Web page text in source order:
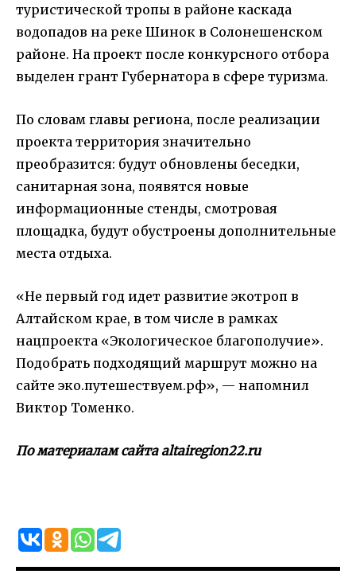
туристической тропы в районе каскада
водопадов на реке Шинок в Солонешенском
районе. На проект после конкурсного отбора
выделен грант Губернатора в сфере туризма.
По словам главы региона, после реализации
проекта территория значительно
преобразится: будут обновлены беседки,
санитарная зона, появятся новые
информационные стенды, смотровая
площадка, будут обустроены дополнительные
места отдыха.
«Не первый год идет развитие экотроп в
Алтайском крае, в том числе в рамках
нацпроекта «Экологическое благополучие».
Подобрать подходящий маршрут можно на
сайте эко.путешествуем.рф», — напомнил
Виктор Томенко.
По материалам сайта altairegion22.ru